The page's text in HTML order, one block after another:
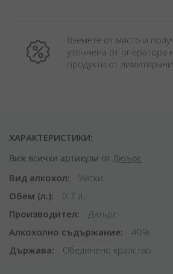
Вземете от място и
уточнена от оператора
продукти от
ХАРАКТЕРИСТИКИ:
Виж всички артикули от Дюърс
Вид алкохол
Уиски
Обем (л.)
0.7 л.
Производител
Дюърс
Алкохолно съдържание
40%
Държава
Обединено кралство